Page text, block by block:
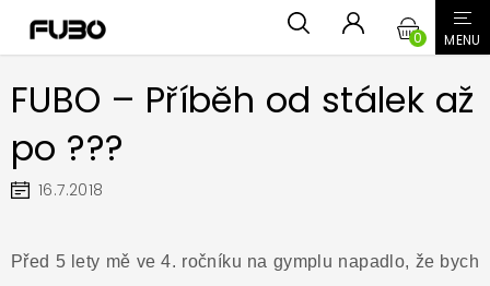
obsah
KOŠÍK
FUBO – Příběh od stálek až
po ???
16.7.2018
Před 5 lety mě ve 4. ročníku na gymplu napadlo, že bych